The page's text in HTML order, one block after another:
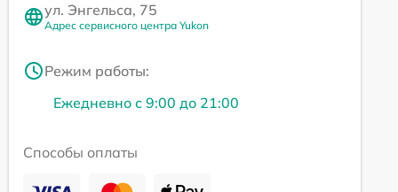
ул. Энгельса, 75
Адрес сервисного центра Yukon
Режим работы:
Ежедневно с 9:00 до 21:00
Способы оплаты